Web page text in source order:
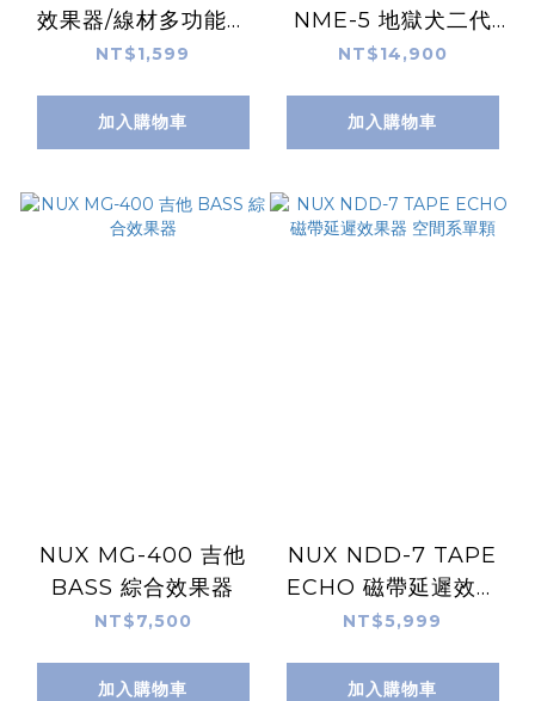
效果器/線材多功能檢
測量表/調音器
NT$1,599
加入購物車
NME-5 地獄犬二代
類單顆地板式綜效
NT$14,900
加入購物車
NUX MG-400 吉他
BASS 綜合效果器
NT$7,500
加入購物車
NUX NDD-7 TAPE
ECHO 磁帶延遲效果
器 空間系單顆
NT$5,999
加入購物車